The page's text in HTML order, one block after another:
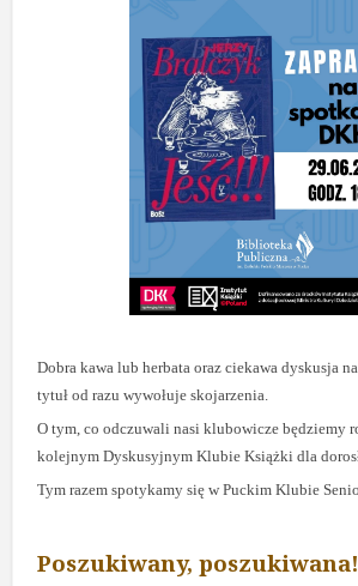
Dobra kawa lub herbata oraz ciekawa dyskusja
tytuł od razu wywołuje skojarzenia.
O tym, co odczuwali nasi klubowicze będziemy
kolejnym Dyskusyjnym Klubie Książki dla
Tym razem spotykamy się w Puckim Klubie
Poszukiwany, poszukiwana!